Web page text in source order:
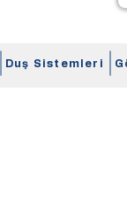
Duş Sistemleri